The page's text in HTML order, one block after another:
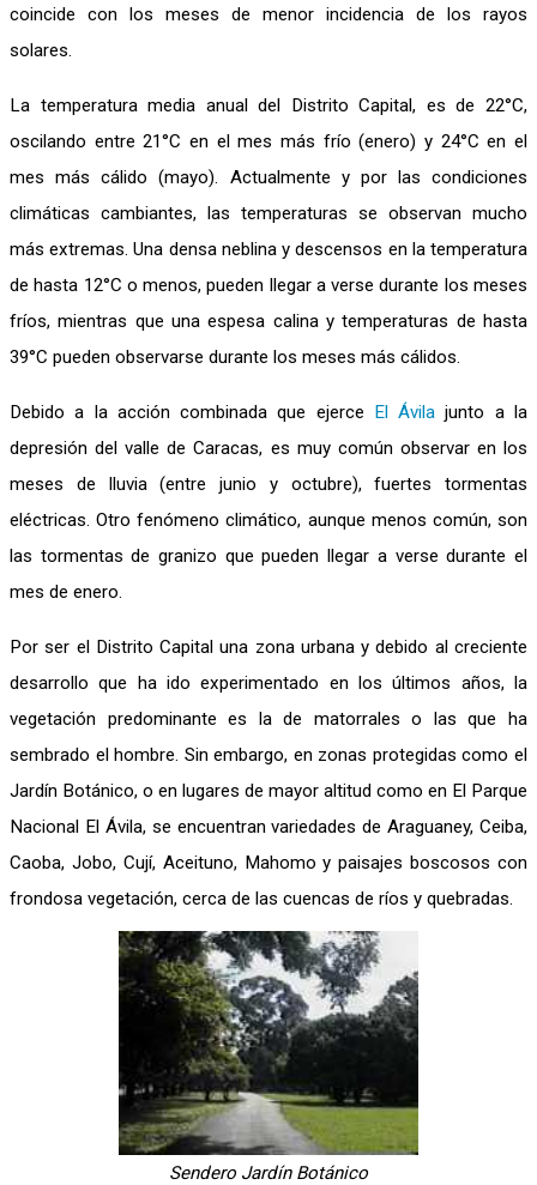
coincide con los meses de menor incidencia de los rayos
solares.
La temperatura media anual del Distrito Capital, es de 22°C,
oscilando entre 21°C en el mes más frío (enero) y 24°C en el
mes más cálido (mayo). Actualmente y por las condiciones
climáticas cambiantes, las temperaturas se observan mucho
más extremas. Una densa neblina y descensos en la temperatura
de hasta 12°C o menos, pueden llegar a verse durante los meses
fríos, mientras que una espesa calina y temperaturas de hasta
39°C pueden observarse durante los meses más cálidos.
Debido a la acción combinada que ejerce El Ávila junto a la
depresión del valle de Caracas, es muy común observar en los
meses de lluvia (entre junio y octubre), fuertes tormentas
eléctricas. Otro fenómeno climático, aunque menos común, son
las tormentas de granizo que pueden llegar a verse durante el
mes de enero.
Por ser el Distrito Capital una zona urbana y debido al creciente
desarrollo que ha ido experimentado en los últimos años, la
vegetación predominante es la de matorrales o las que ha
sembrado el hombre. Sin embargo, en zonas protegidas como el
Jardín Botánico, o en lugares de mayor altitud como en El Parque
Nacional El Ávila, se encuentran variedades de Araguaney, Ceiba,
Caoba, Jobo, Cují, Aceituno, Mahomo y paisajes boscosos con
frondosa vegetación, cerca de las cuencas de ríos y quebradas.
Sendero Jardín Botánico